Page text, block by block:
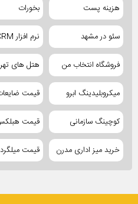
هزینه پست بخورات
سئو در مشهد نرم افزار CRM
فروشگاه انتخاب من هتل های
میکروبلیدینگ ابرو قیمت
کوچینگ سازمانی قیمت
خرید میز اداری مدرن قیمت میلگرد